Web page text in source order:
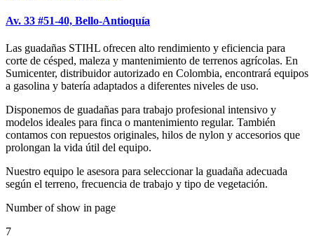
Av. 33 #51-40, Bello-Antioquía
Las guadañas STIHL ofrecen alto rendimiento y eficiencia para
corte de césped, maleza y mantenimiento de terrenos agrícolas. En
Sumicenter, distribuidor autorizado en Colombia, encontrará equipos
a gasolina y batería adaptados a diferentes niveles de uso.
Disponemos de guadañas para trabajo profesional intensivo y
modelos ideales para finca o mantenimiento regular. También
contamos con repuestos originales, hilos de nylon y accesorios que
prolongan la vida útil del equipo.
Nuestro equipo le asesora para seleccionar la guadaña adecuada
según el terreno, frecuencia de trabajo y tipo de vegetación.
Number of show in page
7